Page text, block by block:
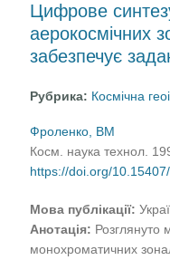
Цифрове
аерокосмічних
забезпечує
Рубрика: Космічна
Фроленко, ВМ
Косм. наука технол.
https://doi.org/
Мова публікації:
Анотація: Розглянуто
монохроматичних